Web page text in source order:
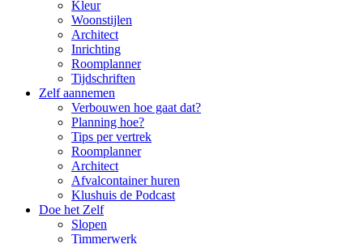
Kleur
Woonstijlen
Architect
Inrichting
Roomplanner
Tijdschriften
Zelf aannemen
Verbouwen hoe gaat dat?
Planning hoe?
Tips per vertrek
Roomplanner
Architect
Afvalcontainer huren
Klushuis de Podcast
Doe het Zelf
Slopen
Timmerwerk